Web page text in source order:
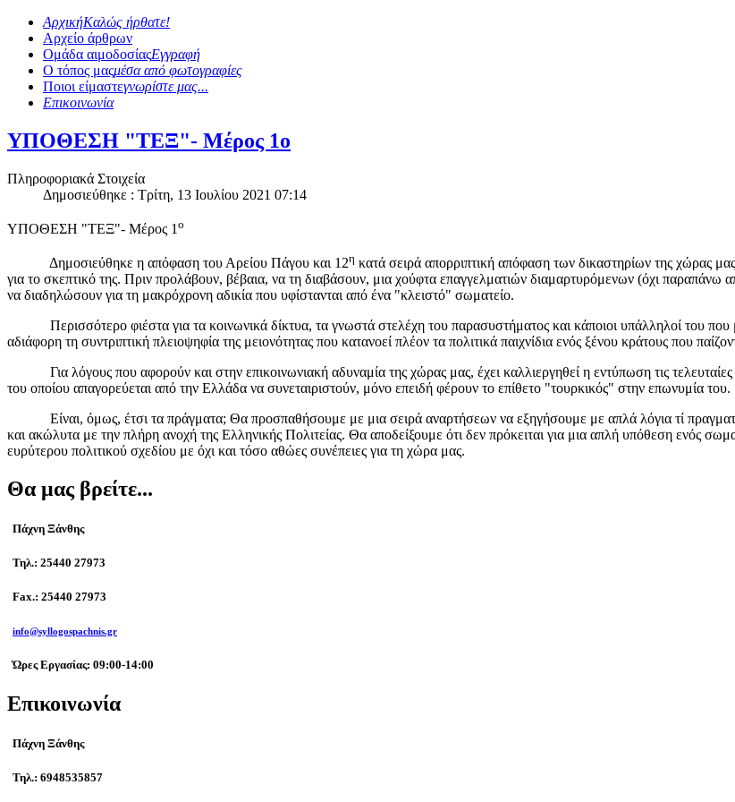
ΑρχικήΚαλώς ήρθατε!
Αρχείο άρθρων
Ομάδα αιμοδοσίαςΕγγραφή
Ο τόπος μαςμέσα από φωτογραφίες
Ποιοι είμαστεγνωρίστε μας...
Επικοινωνία
ΥΠΟΘΕΣΗ "ΤΕΞ"- Μέρος 1ο
Πληροφοριακά Στοιχεία
Δημοσιεύθηκε : Τρίτη, 13 Ιουλίου 2021 07:14
ΥΠΟΘΕΣΗ "ΤΕΞ"- Μέρος 1 ο
Δημοσιεύθηκε η απόφαση του Αρείου Πάγου και 12η κατά σειρά απορριπτική απόφαση των δικαστηρίων της χώρας
για το σκεπτικό της. Πριν προλάβουν, βέβαια, να τη διαβάσουν, μια χούφτα επαγγελματιών διαμαρτυρόμενων (όχι
να διαδηλώσουν για τη μακρόχρονη αδικία που υφίστανται από ένα "κλειστό" σωματείο.
Περισσότερο φιέστα για τα κοινωνικά δίκτυα, τα γνωστά στελέχη του παρασυστήματος και κάποιοι υπάλληλοί του
αδιάφορη τη συντριπτική πλειοψηφία της μειονότητας που κατανοεί πλέον τα πολιτικά παιχνίδια ενός ξένου κράτους που
Για λόγους που αφορούν και στην επικοινωνιακή αδυναμία της χώρας μας, έχει καλλιεργηθεί η εντύπωση τις
του οποίου απαγορεύεται από την Ελλάδα να συνεταιριστούν, μόνο επειδή φέρουν το επίθετο "τουρκικός" στην επωνυμία του.
Είναι, όμως, έτσι τα πράγματα; Θα προσπαθήσουμε με μια σειρά αναρτήσεων να εξηγήσουμε με απλά λόγια τί
και ακώλυτα με την πλήρη ανοχή της Ελληνικής Πολιτείας. Θα αποδείξουμε ότι δεν πρόκειται για μια απλή υπόθεση ενός
ευρύτερου πολιτικού σχεδίου με όχι και τόσο αθώες συνέπειες για τη χώρα μας.
Θα μας βρείτε...
Πάχνη Ξάνθης
Τηλ.: 25440 27973
Fax.: 25440 27973
info@syllogospachnis.gr
Ώρες Εργασίας: 09:00-14:00
Επικοινωνία
Πάχνη Ξάνθης
Τηλ.: 6948535857